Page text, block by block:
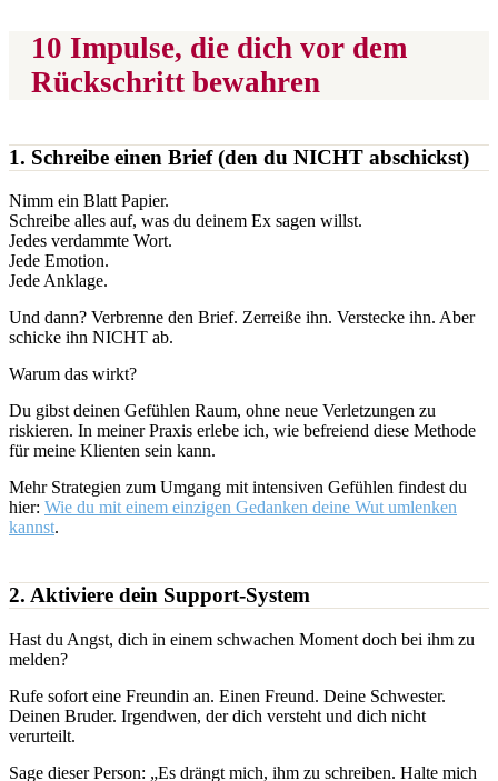
10 Impulse, die dich vor dem
Rückschritt bewahren
1. Schreibe einen Brief (den du NICHT abschickst)
Nimm ein Blatt Papier.
Schreibe alles auf, was du deinem Ex sagen willst.
Jedes verdammte Wort.
Jede Emotion.
Jede Anklage.
Und dann? Verbrenne den Brief. Zerreiße ihn. Verstecke ihn. Aber
schicke ihn NICHT ab.
Warum das wirkt?
Du gibst deinen Gefühlen Raum, ohne neue Verletzungen zu
riskieren. In meiner Praxis erlebe ich, wie befreiend diese Methode
für meine Klienten sein kann.
Mehr Strategien zum Umgang mit intensiven Gefühlen findest du
hier: Wie du mit einem einzigen Gedanken deine Wut umlenken
kannst.
2. Aktiviere dein Support-System
Hast du Angst, dich in einem schwachen Moment doch bei ihm zu
melden?
Rufe sofort eine Freundin an. Einen Freund. Deine Schwester.
Deinen Bruder. Irgendwen, der dich versteht und dich nicht
verurteilt.
Sage dieser Person: „Es drängt mich, ihm zu schreiben. Halte mich